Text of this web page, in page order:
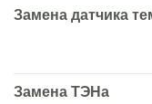
Замена датчика
Замена ТЭНа